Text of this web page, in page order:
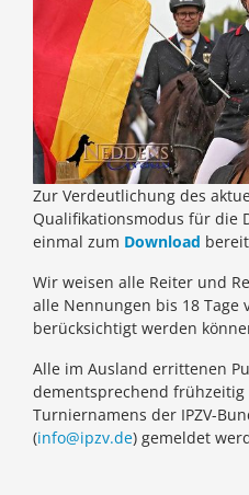
Zur Verdeutlichung des
Qualifikationsmodus für die
einmal zum Download
Wir weisen alle Reiter und
alle Nennungen bis 18 Tage
berücksichtigt werden
Alle im Ausland errittenen
dementsprechend frühzeitig
Turniernamens der IPZV-
(info@ipzv.de) gemeldet